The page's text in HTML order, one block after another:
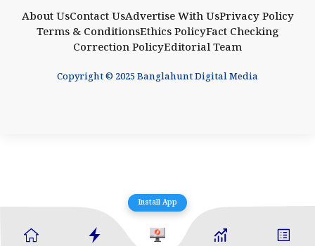
About UsContact UsAdvertise With UsPrivacy Policy
Terms & ConditionsEthics PolicyFact Checking
Correction PolicyEditorial Team
Copyright © 2025 Banglahunt Digital Media
Install App